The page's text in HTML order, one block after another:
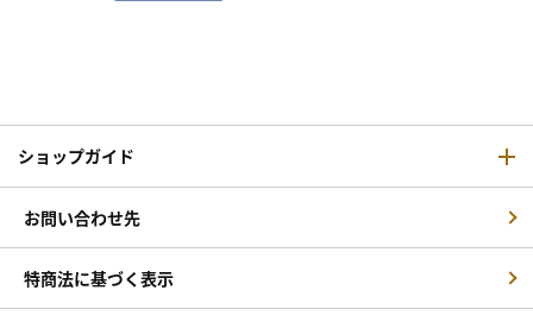
ショップガイド
お問い合わせ先
特商法に基づく表示